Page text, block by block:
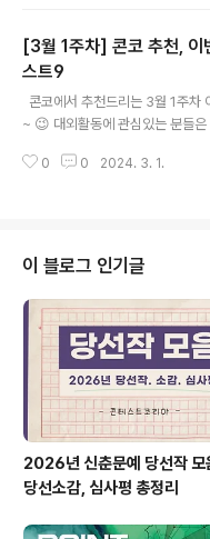
김지기단 5기 모집 ✔ [CJ계열사]
리아, 'TEAM GR 서포터즈' ✔
8회 국제 포럼 서포터즈 모집 ✔
사이드 프로젝트, 403 포텐데이
내용은 콘테스트코리아 홈페이지
[3월 1주차] 콘코 추천, 이
스트9
콘코에서 추천드리는 3월 1주차
~ 😉 대외활동에 관심있는 분들은
2024 청계천 청년 마케터, ‘청계
소년노동인권센터 6기 서포터즈
터즈 6기_아이블뷰티 ✔ 2024 금
즈 2기 모집 ✔ 제20회 안산국제
액션히어로 9기 모집 ​ ​ ​ 자세한 내
페이지에서 확인하시면 도움이
대외활동 정..
0 0 2024. 3. 1.
이 블로그 인기글
2026년 신춘문예 당선작 모
당선소감, 심사평 총정리